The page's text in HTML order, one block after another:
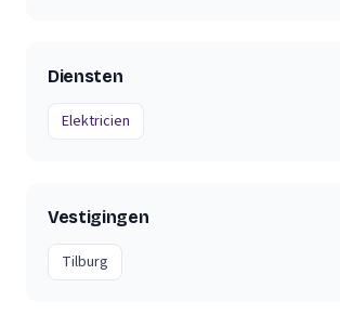
Diensten
Elektricien
Vestigingen
Tilburg